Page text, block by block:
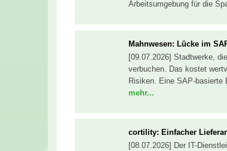
Arbeitsumgebung für die
Mahnwesen: Lücke im
[09.07.2026] Stadtwerke,
verbuchen. Das kostet
Risiken. Eine SAP-basierte
mehr...
cortility: Einfacher
[08.07.2026] Der IT-